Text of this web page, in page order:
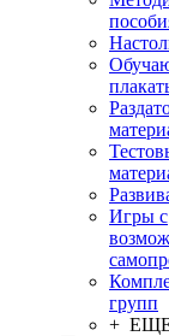
Игры с
групп
+